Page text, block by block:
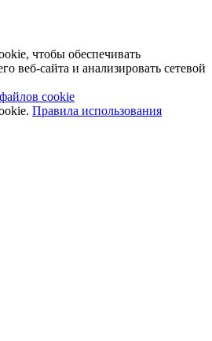
чтобы обеспечивать
веб-сайта и анализировать сетевой
cookie
Правила использования